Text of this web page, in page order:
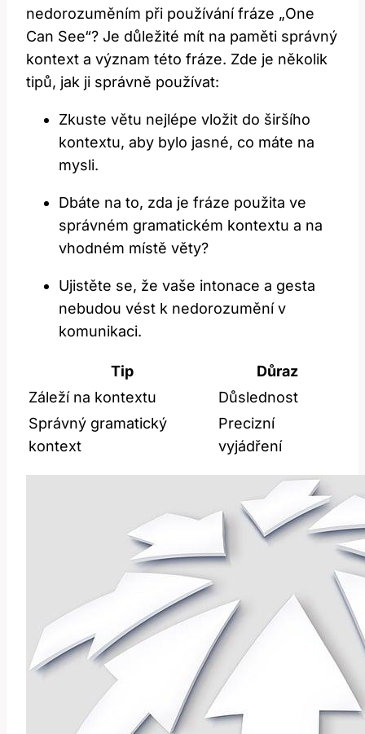
nedorozuměním při používání fráze „One
Can See“? Je důležité mít na paměti správný
kontext a význam této fráze. Zde je několik
tipů, jak ji správně používat:
Zkuste větu nejlépe vložit do širšího
kontextu, aby bylo jasné, co máte na
mysli.
Dbáte na to, zda je fráze použita ve
správném gramatickém kontextu a na
vhodném místě věty?
Ujistěte se, že vaše intonace a gesta
nebudou vést k nedorozumění v
komunikaci.
Tip
Důraz
Záleží na kontextu
Důslednost
Správný gramatický
kontext
Precizní
vyjádření